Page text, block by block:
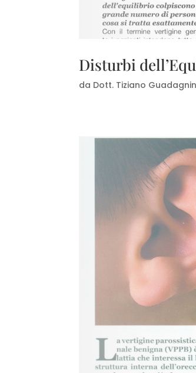
Disturbi
da Dott. Tiziano Guadagnin